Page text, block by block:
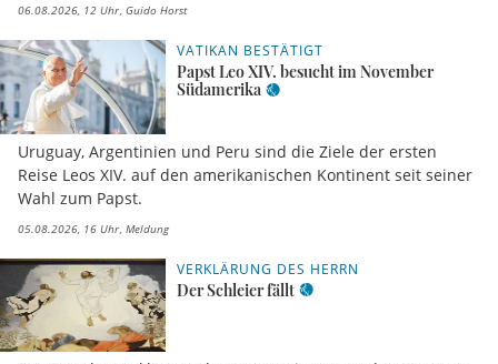
06.08.2026, 12 Uhr Guido Horst
VATIKAN BESTÄTIGT
Papst Leo XIV. besucht im November
Südamerika
Uruguay, Argentinien und Peru sind die Ziele der ersten
Reise Leos XIV. auf den amerikanischen Kontinent seit seiner
Wahl zum Papst.
05.08.2026, 16 Uhr Meldung
VERKLÄRUNG DES HERRN
Der Schleier fällt